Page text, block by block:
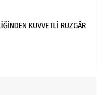
KUVVETLİ RÜZGÂR